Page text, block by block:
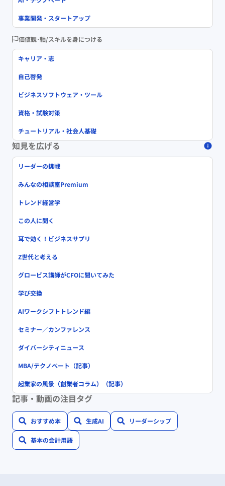
事業開発・スタートアップ
価値観･軸/スキルを身につける
キャリア・志
自己啓発
ビジネスソフトウェア・ツール
資格・試験対策
チュートリアル・社会人基礎
知見を広げる
リーダーの挑戦
みんなの相談室Premium
トレンド経営学
この人に聞く
耳で効く！ビジネスサプリ
Z世代と考える
グロービス講師がCFOに聞いてみた
学び交換
AIワークシフトトレンド編
セミナー／カンファレンス
ダイバーシティニュース
MBA/テクノベート（記事）
起業家の風景（創業者コラム）（記事）
記事・動画の注目タグ
おすすめ本 生成AI リーダーシップ
基本の会計用語